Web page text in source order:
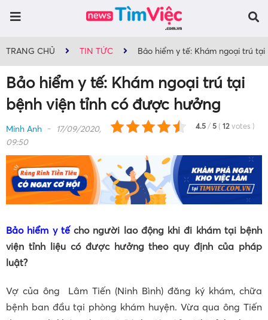
TRANG CHỦ TIN TỨC Bảo hiểm y tế: Khám ngoại trú
Bảo hiểm y tế: Khám ngoại trú tại
bệnh viện tỉnh có được hưởng
4.5 / 5 ( 12 votes )
Minh Anh
17/09/2020,
09:50
Bảo hiểm y tếcho người lao động khi đi khám tại bệnh
viện tỉnh liệu có được hưởng theo quy định của pháp
luật?
Vợ của ông Lâm Tiến (Ninh Bình) đăng ký khám, chữa
bệnh ban đầu tại phòng khám huyện. Vừa qua ông Tiến